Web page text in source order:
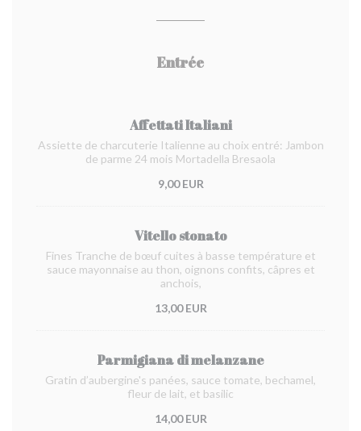
Entrée
Affettati Italiani
Assiette de charcuterie Italienne au choix entré: Jambon
de parme 24 mois Mortadella Bresaola
9,00 EUR
Vitello stonato
Fines Tranche de bœuf cuites à basse température et
sauce mayonnaise au thon, oignons confits, câpres et
anchois,
13,00 EUR
Parmigiana di melanzane
Gratin d’aubergine's panées, sauce tomate, bechamel,
fleur de lait, et basilic
14,00 EUR